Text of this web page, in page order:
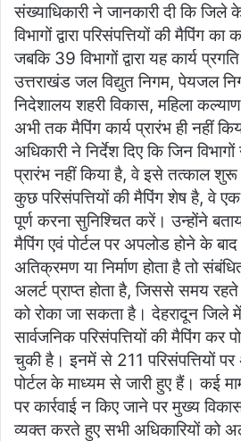
संख्याधिकारी ने जानकारी दी कि
विभागों द्वारा परिसंपत्तियों की मैपिंग
जबकि 39 विभागों द्वारा यह कार्य
उत्तराखंड जल विद्युत निगम, पेयजल
निदेशालय शहरी विकास, महिला
अभी तक मैपिंग कार्य प्रारंभ ही नहीं
अधिकारी ने निर्देश दिए कि जिन
प्रारंभ नहीं किया है, वे इसे तत्काल
कुछ परिसंपत्तियों की मैपिंग शेष है, वे
पूर्ण करना सुनिश्चित करें। उन्होंने
मैपिंग एवं पोर्टल पर अपलोड होने के
अतिक्रमण या निर्माण होता है तो
अलर्ट प्राप्त होता है, जिससे समय
को रोका जा सकता है। देहरादून
सार्वजनिक परिसंपत्तियों की मैपिंग कर
चुकी है। इनमें से 211 परिसंपत्तियों
पोर्टल के माध्यम से जारी हुए हैं। कई
पर कार्रवाई न किए जाने पर मुख्य
व्यक्त करते हुए सभी अधिकारियों को